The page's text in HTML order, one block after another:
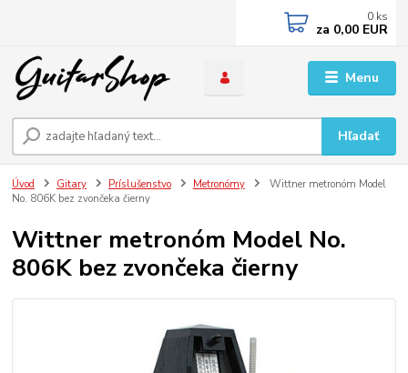
Menu
Hľadať
0 ks
za 0,00 EUR
Úvod Gitary Príslušenstvo Metronómy
Wittner metronóm Model
No. 806K bez zvončeka čierny
Wittner metronóm Model No.
806K bez zvončeka čierny